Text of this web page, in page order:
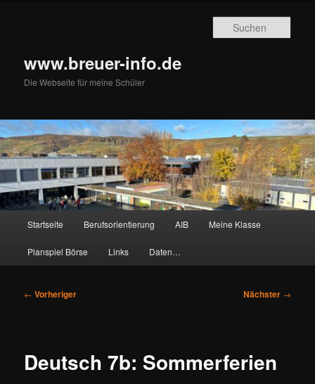
www.breuer-info.de
Die Webseite für meine Schüler
Startseite Berufsorientierung AIB Meine Klasse
Planspiel Börse Links Daten…
Beitragsnavigation
← Vorheriger Nächster →
Deutsch 7b: Sommerferien